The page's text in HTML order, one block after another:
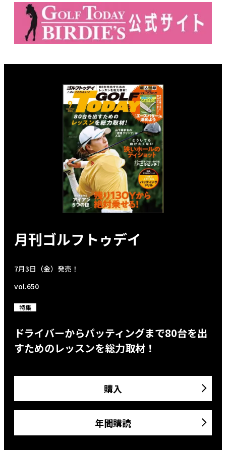
月刊ゴルフトゥデイ
7月3日（金）発売！
vol.650
特集
ドライバーからパッティングまで80台を出
すためのレッスンを総力取材！
購入
年間購読